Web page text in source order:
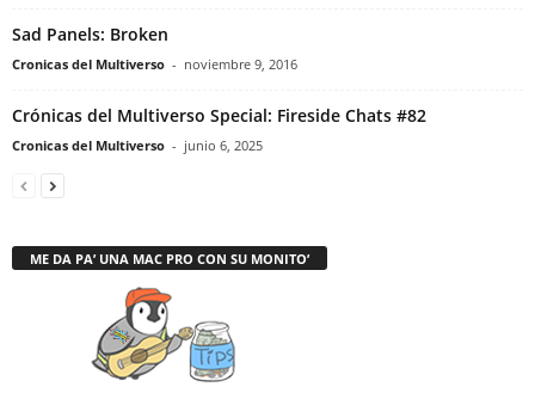
Sad Panels: Broken
Cronicas del Multiverso - noviembre 9, 2016
Crónicas del Multiverso Special: Fireside Chats #82
Cronicas del Multiverso - junio 6, 2025
ME DA PA’ UNA MAC PRO CON SU MONITO’